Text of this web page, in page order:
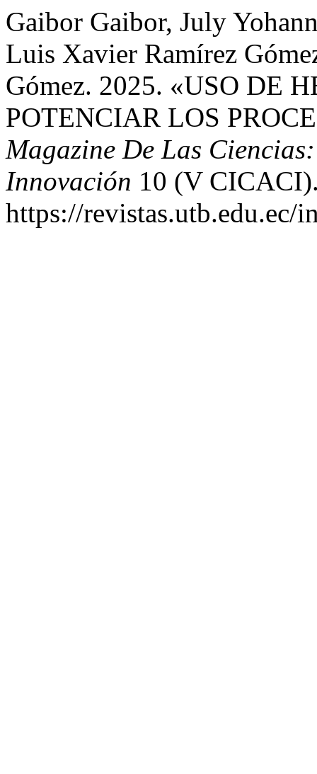
Gaibor Gaibor, July
Luis Xavier Ramírez
Gómez. 2025. «USO DE
POTENCIAR LOS
Magazine De Las
Innovación 10 (V
https://revistas.utb.edu.ec/